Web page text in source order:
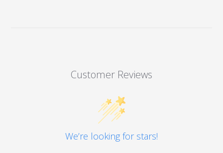
Customer Reviews
We’re looking for stars!